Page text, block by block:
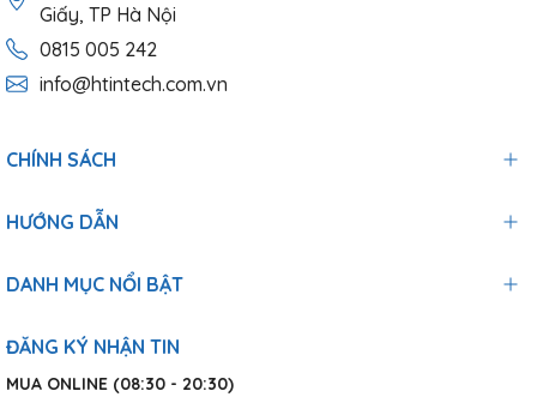
Giấy, TP Hà Nội
0815 005 242
info@htintech.com.vn
CHÍNH SÁCH
HƯỚNG DẪN
DANH MỤC NỔI BẬT
ĐĂNG KÝ NHẬN TIN
MUA ONLINE (08:30 - 20:30)